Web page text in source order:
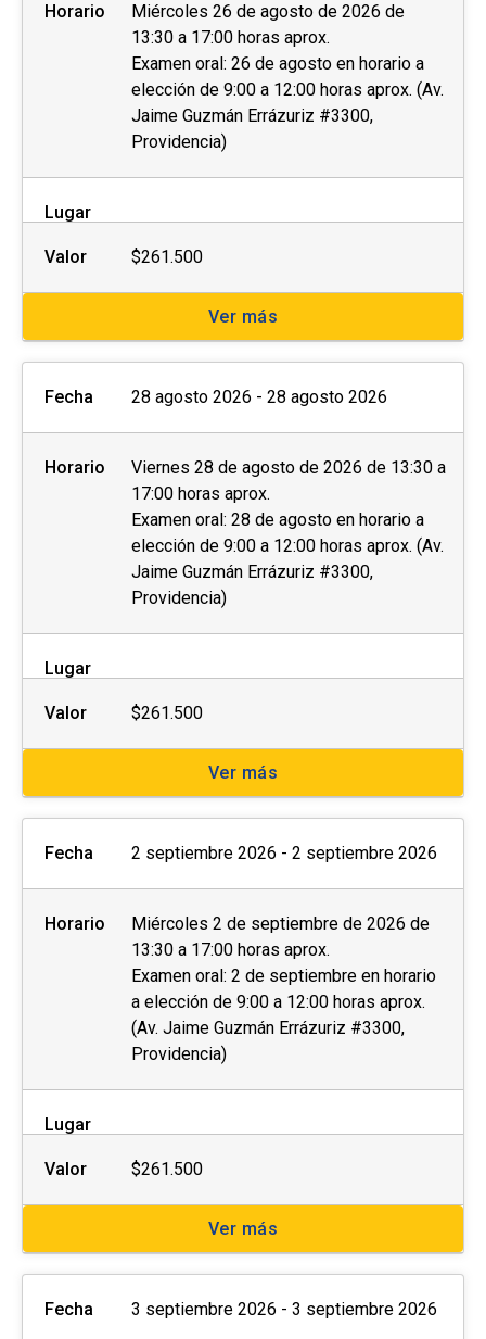
Horario
Miércoles 26 de agosto de 2026 de
13:30 a 17:00 horas aprox.
Examen oral: 26 de agosto en horario a
elección de 9:00 a 12:00 horas aprox. (Av.
Jaime Guzmán Errázuriz #3300,
Providencia)
Lugar
Valor $261.500
Ver más
Fecha 28 agosto 2026 - 28 agosto 2026
Horario
Viernes 28 de agosto de 2026 de 13:30 a
17:00 horas aprox.
Examen oral: 28 de agosto en horario a
elección de 9:00 a 12:00 horas aprox. (Av.
Jaime Guzmán Errázuriz #3300,
Providencia)
Lugar
Valor $261.500
Ver más
Fecha 2 septiembre 2026 - 2 septiembre 2026
Horario
Miércoles 2 de septiembre de 2026 de
13:30 a 17:00 horas aprox.
Examen oral: 2 de septiembre en horario
a elección de 9:00 a 12:00 horas aprox.
(Av. Jaime Guzmán Errázuriz #3300,
Providencia)
Lugar
Valor $261.500
Ver más
Fecha 3 septiembre 2026 - 3 septiembre 2026